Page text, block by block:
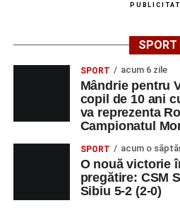
SPORT
SPORT acum 6 zile
Mândrie pentru
copil de 10 ani
va reprezenta
Campionatul
SPORT acum o
O nouă victorie
pregătire: CSM
Sibiu 5-2 (2-0)